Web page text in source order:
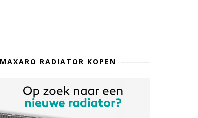
MAXARO RADIATOR KOPEN